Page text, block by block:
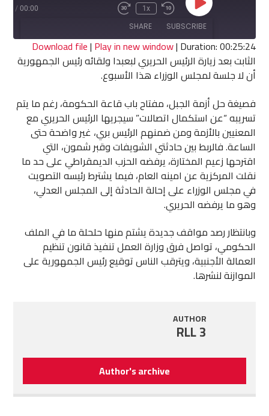
Play
Episode
Rewind
10
Seconds
1x
Fast
seconds
00:00
/
SUBSCRIBE
SHARE
RSS FEED
SHARE
EMBED
Download file| Play in new window| Duration: 00:25:24
الثابت بعد زيارة الرئيس الحريري لبعبدا ولقائه رئيس الجمهورية
أن لا جلسة لمجلس الوزراء هذا الأسبوع.
فصيغة حل أزمة الجبل، مفتاح باب قاعة الحكومة، رغم ما يتم
تسريبه “عن استكمال اتصالات” سيجريها الرئيس الحريري مع
المعنيين بالأزمة ومن ضمنهم الرئيس بري، غير واضحة حتى
الساعة. فالربط بين حادثتي الشويفات وقبر شمون، التي
اقترحها زعيم المختارة، يرفضه الحزب الديمقراطي على حد ما
نقلت المركزية عن امينه العام، فيما يشترط رئيسه التصويت
في مجلس الوزراء على إحالة الحادثة إلى المجلس العدلي،
وهو ما يرفضه الحريري.
وبانتظار رصد مواقف جديدة يشتم منها حلحلة ما في الملف
الحكومي، تواصل فرق وزارة العمل تنفيذ قانون تنظيم
العمالة الأجنبية، ويترقب الناس توقيع رئيس الجمهورية على
الموازنة لنشرها.
AUTHOR
RLL 3
Author's archive